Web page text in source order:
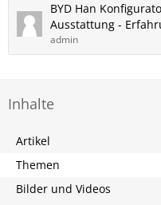
BYD Han
Ausstattung -
admin
Inhalte
Artikel
Themen
Bilder und Videos